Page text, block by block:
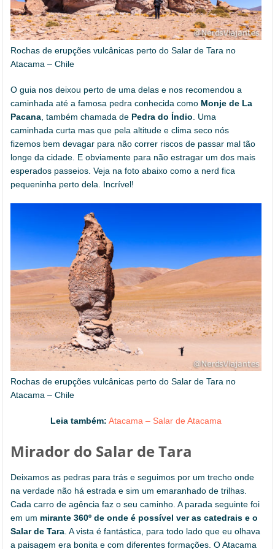
Rochas de erupções vulcânicas perto do Salar de Tara no
Atacama – Chile
O guia nos deixou perto de uma delas e nos recomendou a
caminhada até a famosa pedra conhecida como Monje de La
Pacana, também chamada de Pedra do Índio. Uma
caminhada curta mas que pela altitude e clima seco nós
fizemos bem devagar para não correr riscos de passar mal tão
longe da cidade. E obviamente para não estragar um dos mais
esperados passeios. Veja na foto abaixo como a nerd fica
pequeninha perto dela. Incrível!
Rochas de erupções vulcânicas perto do Salar de Tara no
Atacama – Chile
Leia também: Atacama – Salar de Atacama
Mirador do Salar de Tara
Deixamos as pedras para trás e seguimos por um trecho onde
na verdade não há estrada e sim um emaranhado de trilhas.
Cada carro de agência faz o seu caminho. A parada seguinte foi
em um mirante 360º de onde é possível ver as catedrais e o
Salar de Tara. A vista é fantástica, para todo lado que eu olhava
a paisagem era bonita e com diferentes formações. O Atacama